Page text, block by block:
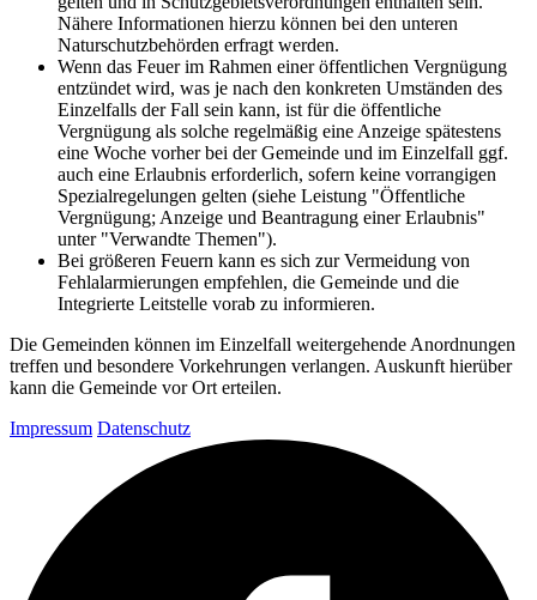
Nähere Informationen hierzu können bei den unteren
Naturschutzbehörden erfragt werden.
Wenn das Feuer im Rahmen einer öffentlichen Vergnügung
entzündet wird, was je nach den konkreten Umständen des
Einzelfalls der Fall sein kann, ist für die öffentliche
Vergnügung als solche regelmäßig eine Anzeige spätestens
eine Woche vorher bei der Gemeinde und im Einzelfall ggf.
auch eine Erlaubnis erforderlich, sofern keine vorrangigen
Spezialregelungen gelten (siehe Leistung "Öffentliche
Vergnügung; Anzeige und Beantragung einer Erlaubnis"
unter "Verwandte Themen").
Bei größeren Feuern kann es sich zur Vermeidung von
Fehlalarmierungen empfehlen, die Gemeinde und die
Integrierte Leitstelle vorab zu informieren.
Die Gemeinden können im Einzelfall weitergehende Anordnungen
treffen und besondere Vorkehrungen verlangen. Auskunft hierüber
kann die Gemeinde vor Ort erteilen.
Impressum Datenschutz